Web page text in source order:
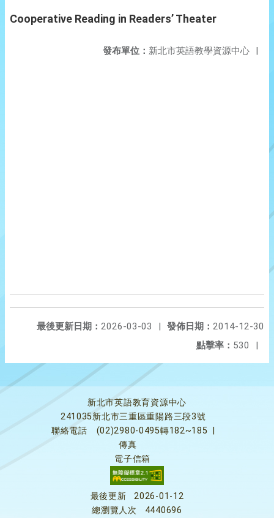
Cooperative Reading in Readers’ Theater
發布單位： 新北市英語教學資源中心 |
發佈日期： 2014-12-30
最後更新日期： 2026-03-03
|
點擊率： 530 |
新北市英語教育資源中心
241035新北市三重區重陽路三段3號
聯絡電話
(02)2980-0495轉182~185
傳真
電子信箱
最後更新
2026-01-12
總瀏覽人次
4440696